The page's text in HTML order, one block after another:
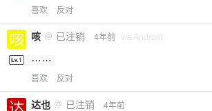
喜欢 反对
咳 @ 已注销 4年前 via Android
……
喜欢 反对
达也 @ 已注销 4年前